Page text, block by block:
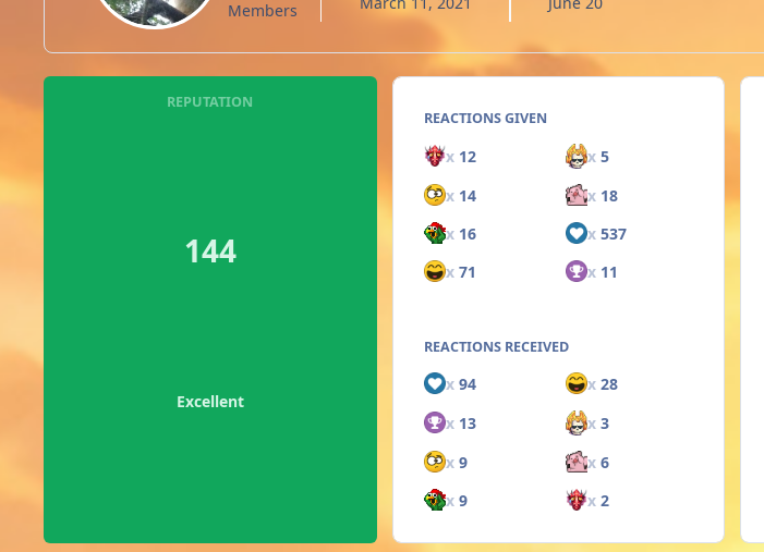
Members
REPUTATION
144
Excellent
REACTIONS GIVEN
x12 x 5
x14 x 18
x16 x 537
x71 x 11
REACTIONS RECEIVED
x94 x 28
x13 x 3
x9 x 6
x9 x 2